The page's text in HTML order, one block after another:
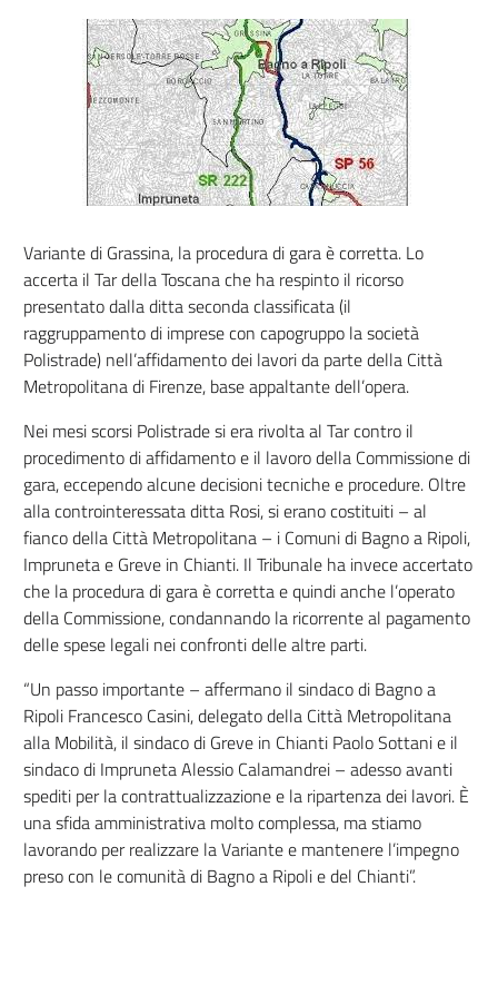
Variante di Grassina, la procedura di gara è corretta. Lo
accerta il Tar della Toscana che ha respinto il ricorso
presentato dalla ditta seconda classificata (il
raggruppamento di imprese con capogruppo la società
Polistrade) nell’affidamento dei lavori da parte della Città
Metropolitana di Firenze, base appaltante dell’opera.
Nei mesi scorsi Polistrade si era rivolta al Tar contro il
procedimento di affidamento e il lavoro della Commissione di
gara, eccependo alcune decisioni tecniche e procedure. Oltre
alla controinteressata ditta Rosi, si erano costituiti – al
fianco della Città Metropolitana – i Comuni di Bagno a Ripoli,
Impruneta e Greve in Chianti. Il Tribunale ha invece accertato
che la procedura di gara è corretta e quindi anche l’operato
della Commissione, condannando la ricorrente al pagamento
delle spese legali nei confronti delle altre parti.
“Un passo importante – affermano il sindaco di Bagno a
Ripoli Francesco Casini, delegato della Città Metropolitana
alla Mobilità, il sindaco di Greve in Chianti Paolo Sottani e il
sindaco di Impruneta Alessio Calamandrei – adesso avanti
spediti per la contrattualizzazione e la ripartenza dei lavori. È
una sfida amministrativa molto complessa, ma stiamo
lavorando per realizzare la Variante e mantenere l’impegno
preso con le comunità di Bagno a Ripoli e del Chianti”.